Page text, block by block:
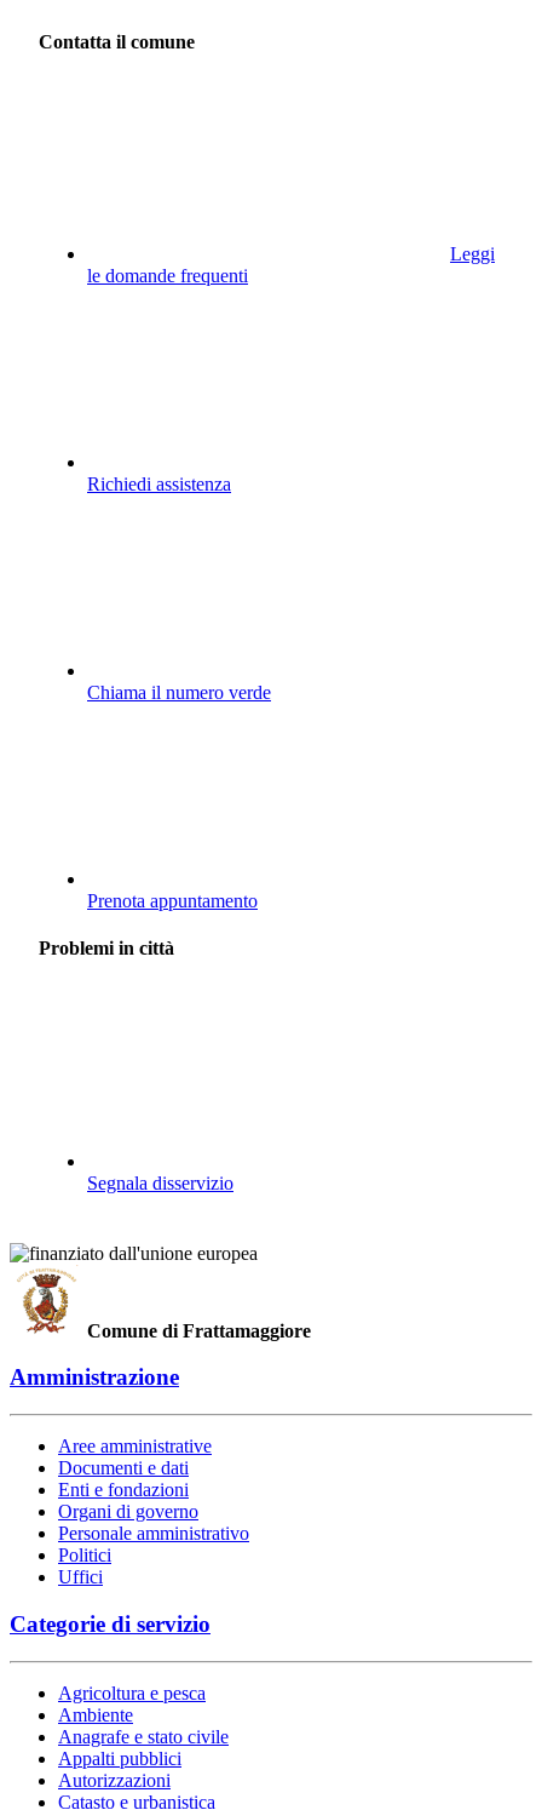
Contatta il comune
Leggi
le domande frequenti
Richiedi assistenza
Chiama il numero verde
Prenota appuntamento
Problemi in città
Segnala disservizio
Comune di Frattamaggiore
Amministrazione
Aree amministrative
Documenti e dati
Enti e fondazioni
Organi di governo
Personale amministrativo
Politici
Uffici
Categorie di servizio
Agricoltura e pesca
Ambiente
Anagrafe e stato civile
Appalti pubblici
Autorizzazioni
Catasto e urbanistica